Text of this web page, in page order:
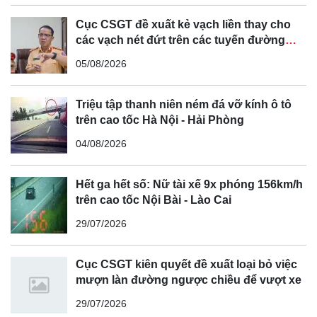
biến, nhiều tuyến đường xuất hiện tình trạng ùn tắc do quá
tải hạ tầng. Đặc biệt là hướng từ Hà Nội đi các tỉnh thành,
trọng tâm là vành đai 3, vành đai 2 và một số tuyến trục
cao tốc, quốc lộ.
Hướng từ nội thành đi các tỉnh phía Nam qua quốc lộ 1 và
cao tốc Hà Nội - Ninh Bình, lưu lượng xe tăng đột biến. Từ
quốc lộ 5, Cổ Linh, Nguyễn Văn Cừ, cầu Chương Dương,
cầu Vĩnh Tuy, đê Nguyễn Khoái, vành đai 2 lưu lượng
đông, người dân di chuyển chậm, không xảy ra ùn tắc.
Từ ngày 30-1 đến 1-2, lượng người và xe cộ tăng cao so
với những ngày trước do người dân đi chơi Tết và đi lễ
chùa nhân dịp năm mới, tuy nhiên không xảy ra ùn tắc.
Cục CSGT đề xuất kẻ vạch liền thay cho
các vạch nét đứt trên các tuyến đường
05/08/2026
Triệu tập thanh niên ném đá vỡ kính ô tô
trên cao tốc Hà Nội - Hải Phòng
04/08/2026
Hết ga hết số: Nữ tài xế 9x phóng 156km/h
trên cao tốc Nội Bài - Lào Cai
29/07/2026
Cục CSGT kiên quyết đề xuất loại bỏ việc
mượn làn đường ngược chiều để vượt xe
29/07/2026